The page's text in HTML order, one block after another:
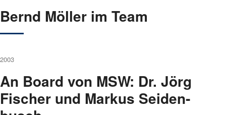
Bernd Möl­ler im Team
2003
An Board von MSW: Dr. Jörg
Fischer und Mar­kus Sei­den­